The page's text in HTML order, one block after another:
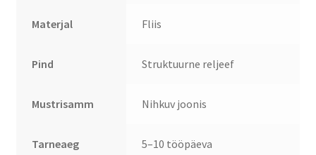
Materjal Fliis
Pind Struktuurne reljeef
Mustrisamm Nihkuv joonis
Tarneaeg 5–10 tööpäeva